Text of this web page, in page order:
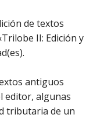
de textos
II: Edición y
antiguos
editor, algunas
tributaria de un